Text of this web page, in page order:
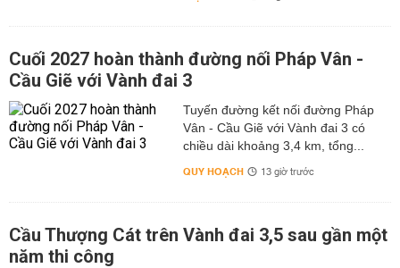
Cuối 2027 hoàn thành đường nối Pháp Vân -
Cầu Giẽ với Vành đai 3
Tuyến đường kết nối đường Pháp
Vân - Cầu Giẽ với Vành đai 3 có
chiều dài khoảng 3,4 km, tổng...
QUY HOẠCH 13 giờ trước
Cầu Thượng Cát trên Vành đai 3,5 sau gần một
năm thi công